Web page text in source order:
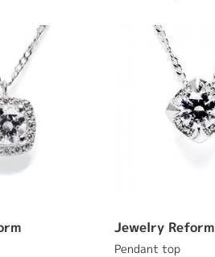
Jewelry Reform
Pendant top